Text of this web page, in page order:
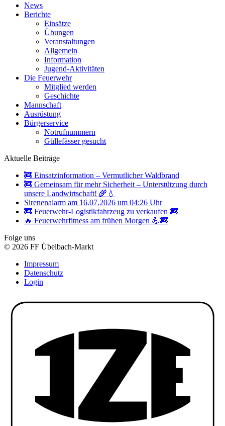
News
Berichte
Einsätze
Übungen
Veranstaltungen
Allgemein
Information
Jugend-Aktivitäten
Die Feuerwehr
Mitglied werden
Geschichte
Mannschaft
Ausrüstung
Bürgerservice
Notrufnummern
Güllefässer gesucht
Aktuelle Beiträge
🚒 Einsatzinformation – Vermutlicher Waldbrand
🚒 Gemeinsam für mehr Sicherheit – Unterstützung durch
unsere Landwirtschaft! 🌾💧
Sirenenalarm am 16.07.2026 um 04:26 Uhr
🚒 Feuerwehr-Logistikfahrzeug zu verkaufen 🚒
🔥 Feuerwehrfitness am frühen Morgen 💪🚒
Folge uns
© 2026 FF Übelbach-Markt
Impressum
Datenschutz
Login